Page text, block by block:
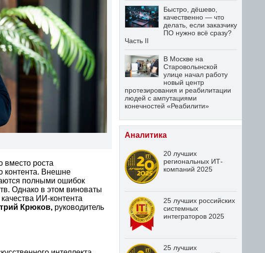
вместо роста
контента. Внешне
полными ошибок
Однако в этом виноваты
ИИ-контента
Крюков, руководитель
Быстро, дёшево,
качественно — что
делать, если заказчику
ПО нужно всё сразу?
Часть II
В Москве на
Староволынской
улице начал работу
новый центр
протезирования и реабилитации
людей с ампутациями
конечностей «Реабилити»
Аналитика
20 лучших
региональных ИТ-
компаний 2025
25 лучших российских
системных
интеграторов 2025
25 лучших